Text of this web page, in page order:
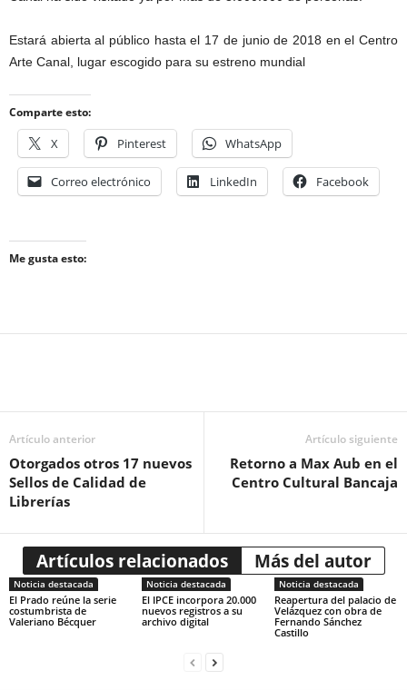
Estará abierta al público hasta el 17 de junio de 2018 en el Centro
Arte Canal, lugar escogido para su estreno mundial
Comparte esto:
X Pinterest WhatsApp
Correo electrónico LinkedIn Facebook
Me gusta esto:
Artículo anterior
Otorgados otros 17 nuevos
Sellos de Calidad de
Librerías
Artículo siguiente
Retorno a Max Aub en el
Centro Cultural Bancaja
Artículos relacionados Más del autor
Noticia destacada
El Prado reúne la serie
costumbrista de
Valeriano Bécquer
Noticia destacada
El IPCE incorpora 20.000
nuevos registros a su
archivo digital
Noticia destacada
Reapertura del palacio de
Velázquez con obra de
Fernando Sánchez
Castillo